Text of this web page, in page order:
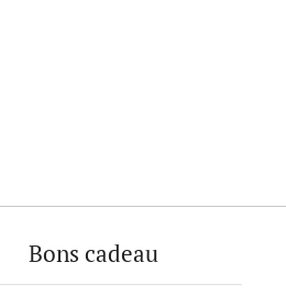
Bons cadeau